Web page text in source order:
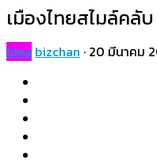
เมืองไทยสไมล์คลั
Idea bizchan · 20 มีนาคม